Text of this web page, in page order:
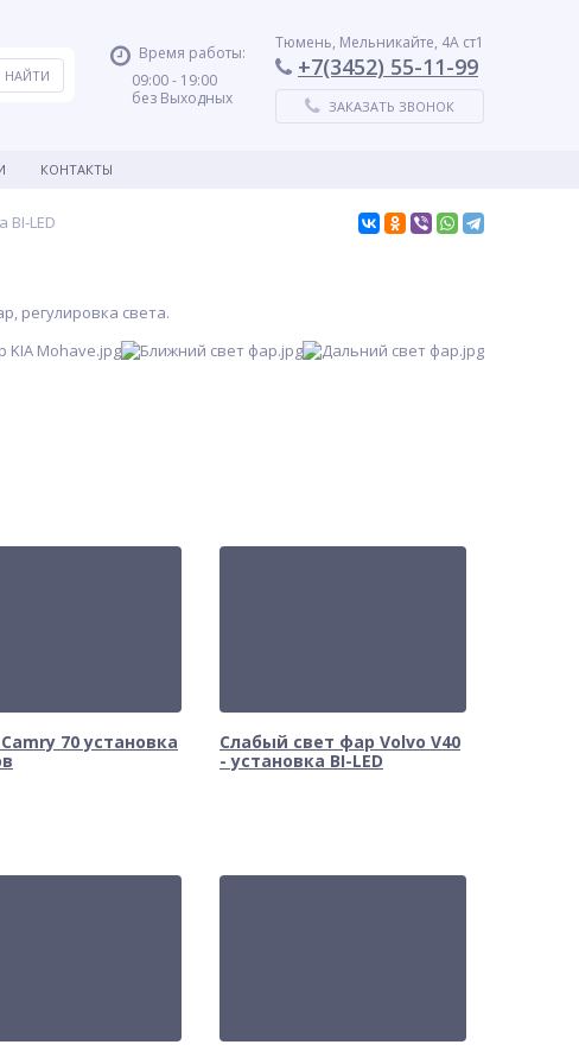
Время работы:
09:00 - 19:00
без Выходных
Тюмень, Мельникайте, 4А ст1
+7(3452) 55-11-99
ЗАКАЗАТЬ ЗВОНОК
КОНТАКТЫ
BI-LED
регулировка света.
70 установка
Слабый свет фар Volvo V40
- установка BI-LED